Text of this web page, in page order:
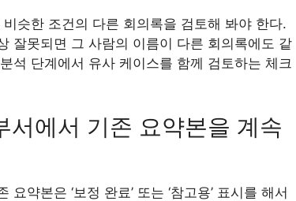
슷한 조건의 다른 회의록을 검토해 봐야 한다.
잘못되면 그 사람의 이름이 다른 회의록에도 같
석 단계에서 유사 케이스를 함께 검토하는 체크
에서 기존 요약본을 계속
약본은 ‘보정 완료’ 또는 ‘참고용’ 표시를 해서